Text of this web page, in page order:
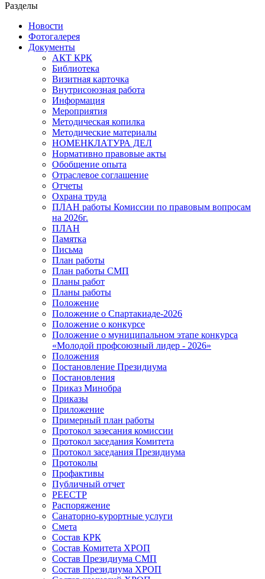
Разделы
Новости
Фотогалерея
Документы
АКТ КРК
Библиотека
Визитная карточка
Внутрисоюзная работа
Информация
Мероприятия
Методическая копилка
Методические материалы
НОМЕНКЛАТУРА ДЕЛ
Нормативно правовые акты
Обобщение опыта
Отраслевое соглашение
Отчеты
Охрана труда
ПЛАН работы Комиссии по правовым вопросам
на 2026г.
ПЛАН
Памятка
Письма
План работы
План работы СМП
Планы работ
Планы работы
Положение
Положение о Спартакиаде-2026
Положение о конкурсе
Положение о муниципальном этапе конкурса
«Молодой профсоюзный лидер - 2026»
Положения
Постановление Президиума
Постановления
Приказ Минобра
Приказы
Приложение
Примерный план работы
Протокол зазесания комиссии
Протокол заседания Комитета
Протокол заседания Президиума
Протоколы
Профактивы
Публичный отчет
РЕЕСТР
Распоряжение
Санаторно-курортные услуги
Смета
Состав КРК
Состав Комитета ХРОП
Состав Президиума СМП
Состав Президиума ХРОП